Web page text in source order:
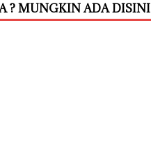
? MUNGKIN ADA DISINI